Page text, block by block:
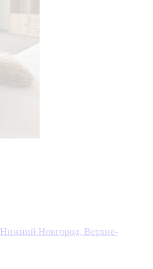
Нижний Новгород, Верхне-